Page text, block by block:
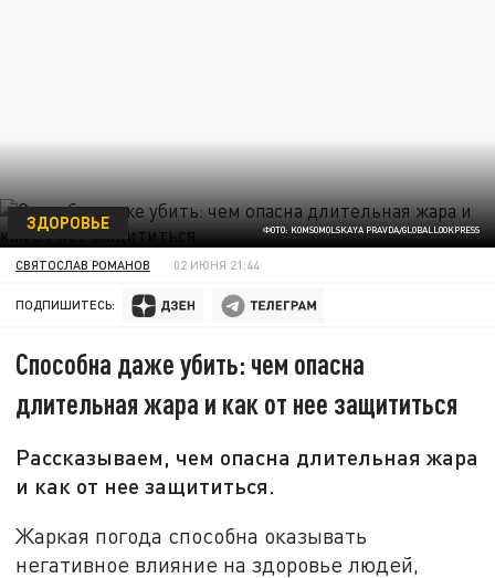
ФОТО: KOMSOMOLSKAYA PRAVDA/GLOBALLOOKPRESS
ЗДОРОВЬЕ
СВЯТОСЛАВ РОМАНОВ 02 ИЮНЯ 21:44
ПОДПИШИТЕСЬ:
Способна даже убить: чем опасна
длительная жара и как от нее защититься
Рассказываем, чем опасна длительная жара
и как от нее защититься.
Жаркая погода способна оказывать
негативное влияние на здоровье людей,